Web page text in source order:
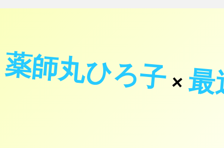
薬師丸ひろ子×最